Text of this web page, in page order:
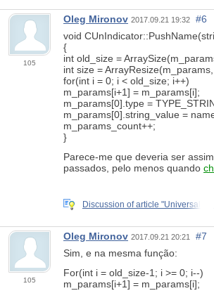
105
Oleg Mironov 2017.09.21 19:32
#6
void
{
int old_size =
int size =
for(int i = 0; i < old_size; i++)
m_params[i+1] = m_params[i];
m_params[0].type =
m_params[0].string_value =
m_params_count++;
}
Parece-me que deveria ser
passados, pelo menos quando
Discussion of article "Universal
105
Oleg Mironov 2017.09.21 20:21
#7
Sim, e na mesma função:
For(int i = old_size-1; i >= 0; i--)
m_params[i+1] = m_params[i];